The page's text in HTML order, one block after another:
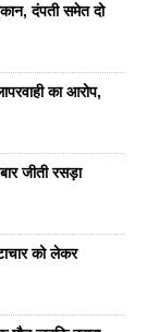
दंपती समेत दो
का आरोप,
जीती रसड़ा
को लेकर